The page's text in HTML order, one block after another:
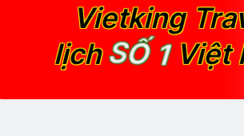
Vietking
lịchSỐ 1Việt